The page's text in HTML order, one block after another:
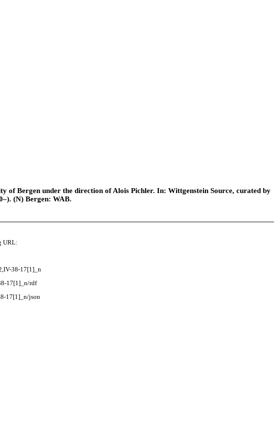
of Bergen under the direction of Alois Pichler. In: Wittgenstein Source, curated by
(N) Bergen: WAB.
URL:
38-17[1]_n
17[1]_n/rdf
17[1]_n/json